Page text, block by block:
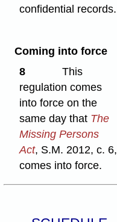
confidential records.
Coming into force
8
This
regulation comes
into force on the
same day that The
Missing Persons
Act, S.M. 2012, c. 6,
comes into force.